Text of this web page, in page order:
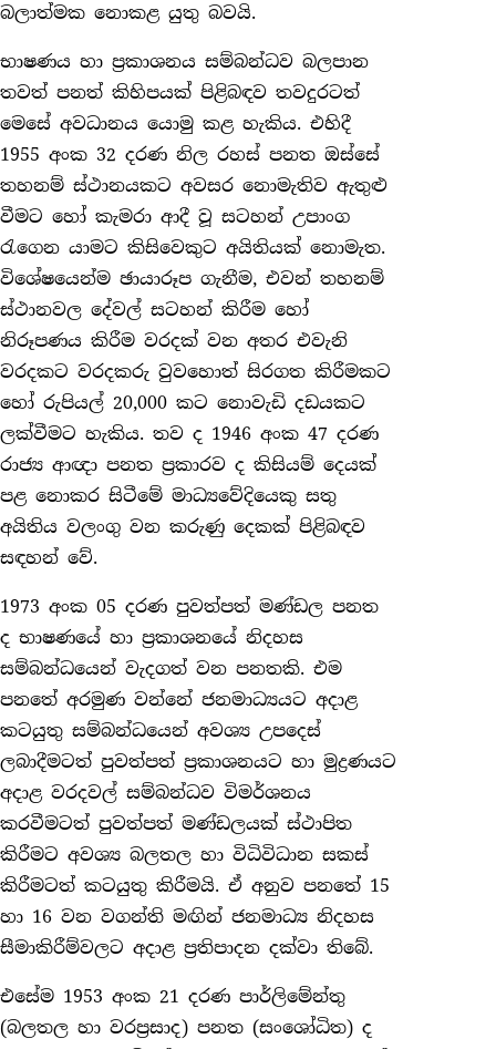
බලාත්මක නොකළ යුතු බවයි.
භාෂණය හා ප්‍රකාශනය සම්බන්ධව බලපාන
තවත් පනත් කිහිපයක් පිළිබඳව තවදුරටත්
මෙසේ අවධානය යොමු කළ හැකිය. එහිදී
1955 අංක 32 දරණ නිල රහස් පනත ඔස්සේ
තහනම් ස්ථානයකට අවසර නොමැතිව ඇතුළු
වීමට හෝ කැමරා ආදී වූ සටහන් උපාංග
රැගෙන යාමට කිසිවෙකුට අයිතියක් නොමැත.
විශේෂයෙන්ම ඡායාරූප ගැනීම, එවන් තහනම්
ස්ථානවල දේවල් සටහන් කිරීම හෝ
නිරූපණය කිරීම වරදක් වන අතර එවැනි
වරදකට වරදකරු වුවහොත් සිරගත කිරීමකට
හෝ රුපියල් 20,000 කට නොවැඩි දඩයකට
ලක්වීමට හැකිය. තව ද 1946 අංක 47 දරණ
රාජ්‍ය ආඥා පනත ප්‍රකාරව ද කිසියම් දෙයක්
පළ නොකර සිටීමේ මාධ්‍යවේදියෙකු සතු
අයිතිය වලංගු වන කරුණු දෙකක් පිළිබඳව
සඳහන් වේ.
1973 අංක 05 දරණ පුවත්පත් මණ්ඩල පනත
ද භාෂණයේ හා ප්‍රකාශනයේ නිදහස
සම්බන්ධයෙන් වැදගත් වන පනතකි. එම
පනතේ අරමුණ වන්නේ ජනමාධ්‍යයට අදාළ
කටයුතු සම්බන්ධයෙන් අවශ්‍ය උපදෙස්
ලබාදීමටත් පුවත්පත් ප්‍රකාශනයට හා මුද්‍රණයට
අදාළ වරදවල් සම්බන්ධව විමර්ශනය
කරවීමටත් පුවත්පත් මණ්ඩලයක් ස්ථාපිත
කිරීමට අවශ්‍ය බලතල හා විධිවිධාන සකස්
කිරීමටත් කටයුතු කිරීමයි. ඒ අනුව පනතේ 15
හා 16 වන වගන්ති මඟින් ජනමාධ්‍ය නිදහස
සීමාකිරීම්වලට අදාළ ප්‍රතිපාදන දක්වා තිබේ.
එසේම 1953 අංක 21 දරණ පාර්ලිමේන්තු
(බලතල හා වරප්‍රසාද) පනත (සංශෝධිත) ද